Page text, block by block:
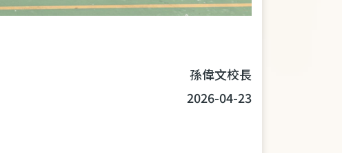
孫偉文校長
2026-04-23